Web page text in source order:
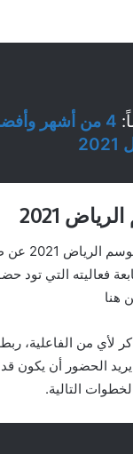
4 من أشهر
2021
ويمكنك
فعاليته التي تود
هنا
لأي من الفاعلية،
يريد الحضور أن يكون
التالية.